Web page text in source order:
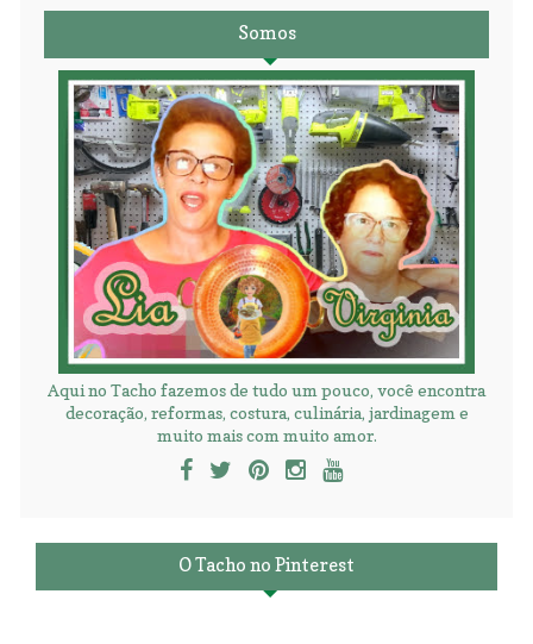
Somos
Aqui no Tacho fazemos de tudo um pouco, você encontra
decoração, reformas, costura, culinária, jardinagem e
muito mais com muito amor.
O Tacho no Pinterest